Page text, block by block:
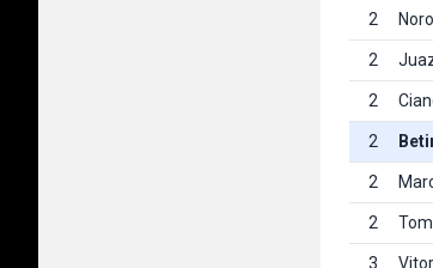
2
2
2
2
2
2
3